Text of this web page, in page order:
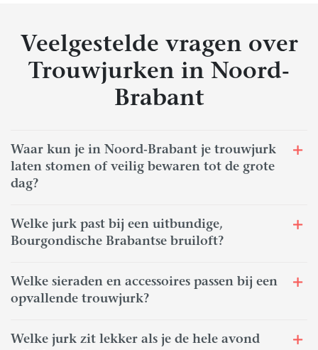
Veelgestelde vragen over
Trouwjurken in Noord-
Brabant
Waar kun je in Noord-Brabant je trouwjurk
laten stomen of veilig bewaren tot de grote
dag?
Welke jurk past bij een uitbundige,
Bourgondische Brabantse bruiloft?
Welke sieraden en accessoires passen bij een
opvallende trouwjurk?
Welke jurk zit lekker als je de hele avond